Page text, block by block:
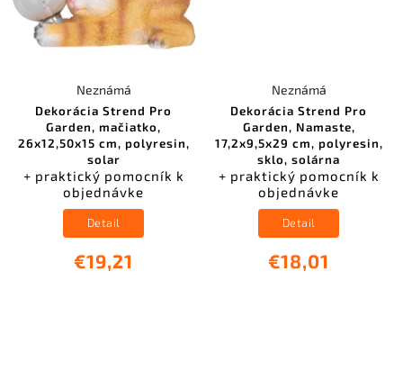
Dekorácia Strend Pro
Garden, mačiatko,
26x12,50x15 cm, polyresin,
solar
+ praktický pomocník k
objednávke
Neznámá
€19,21
Detail
Dekorácia Strend Pro
Garden, Namaste,
17,2x9,5x29 cm, polyresin,
sklo, solárna
+ praktický pomocník k
objednávke
Neznámá
€18,01
Detail